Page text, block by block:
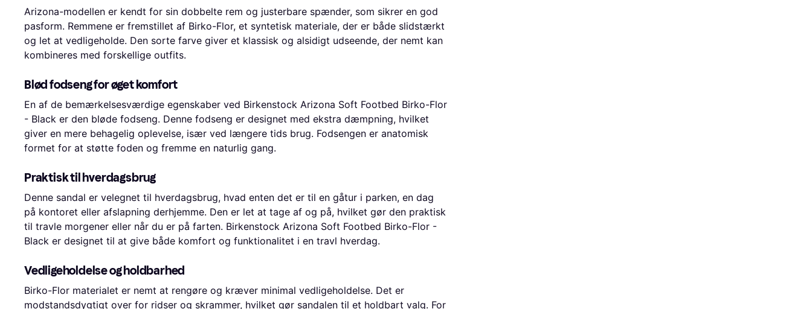
Arizona-modellen er kendt for sin dobbelte rem og justerbare spænder, som sikrer en god
pasform. Remmene er fremstillet af Birko-Flor, et syntetisk materiale, der er både slidstærkt
og let at vedligeholde. Den sorte farve giver et klassisk og alsidigt udseende, der nemt kan
kombineres med forskellige outfits.
Blød fodseng for øget komfort
En af de bemærkelsesværdige egenskaber ved Birkenstock Arizona Soft Footbed Birko-Flor
- Black er den bløde fodseng. Denne fodseng er designet med ekstra dæmpning, hvilket
giver en mere behagelig oplevelse, især ved længere tids brug. Fodsengen er anatomisk
formet for at støtte foden og fremme en naturlig gang.
Praktisk til hverdagsbrug
Denne sandal er velegnet til hverdagsbrug, hvad enten det er til en gåtur i parken, en dag
på kontoret eller afslapning derhjemme. Den er let at tage af og på, hvilket gør den praktisk
til travle morgener eller når du er på farten. Birkenstock Arizona Soft Footbed Birko-Flor -
Black er designet til at give både komfort og funktionalitet i en travl hverdag.
Vedligeholdelse og holdbarhed
Birko-Flor materialet er nemt at rengøre og kræver minimal vedligeholdelse. Det er
modstandsdygtigt over for ridser og skrammer, hvilket gør sandalen til et holdbart valg. For